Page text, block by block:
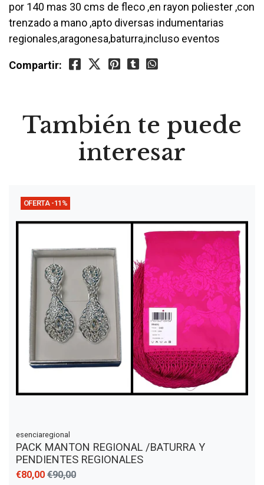
por 140 mas 30 cms de fleco ,en rayon poliester ,con
trenzado a mano ,apto diversas indumentarias
regionales,aragonesa,baturra,incluso eventos
Compartir:
También te puede
interesar
OFERTA -11%
esenciaregional
PACK MANTON REGIONAL /BATURRA Y
PENDIENTES REGIONALES
€80,00 €90,00